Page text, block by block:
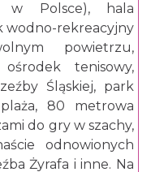
w Polsce), hala
wodno-rekreacyjny
powietrzu,
tenisowy,
Śląskiej, park
80 metrowa
do gry w szachy,
odnowionych
Żyrafa i inne. Na